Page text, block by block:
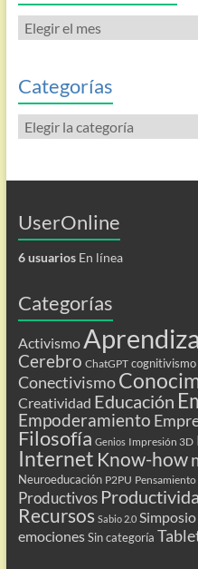
Todas
las
Categorías
Categorías
UserOnline
6 usuariosEn línea
Categorías
Activismo
Cerebro ChatGPT cognitivismo
Conectivismo
Creatividad Educación
Empoderamiento
Filosofía Genios Impresión 3D
Internet Know-how
Neuroeducación P2PU
Productivos
Recursos Sabio 2.0
emociones Sin categoría